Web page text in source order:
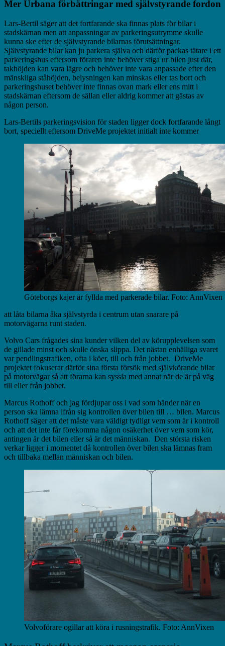
Mer Urbana förbättringar med självstyrande fordon
Lars-Bertil säger att det fortfarande ska finnas plats för bilar i
stadskärnan men att anpassningar av parkeringsutrymme skulle
kunna ske efter de självstyrande bilarnas förutsättningar.
Självstyrande bilar kan ju parkera själva och därför packas tätare i ett
parkeringshus eftersom föraren inte behöver stiga ur bilen just där,
takhöjden kan vara lägre och behöver inte vara anpassade efter den
mänskliga ståhöjden, belysningen kan minskas eller tas bort och
parkeringshuset behöver inte finnas ovan mark eller ens mitt i
stadskärnan eftersom de sällan eller aldrig kommer att gästas av
någon person.
Lars-Bertils parkeringsvision för staden ligger dock fortfarande långt
bort, speciellt eftersom DriveMe projektet initialt inte kommer
Göteborgs kajer är fyllda med parkerade bilar. Foto: AnnVixen
att låta bilarna åka självstyrda i centrum utan snarare på
motorvägarna runt staden.
Volvo Cars frågades sina kunder vilken del av körupplevelsen som
de gillade minst och skulle önska slippa. Det nästan enhälliga svaret
var pendlingstrafiken, ofta i köer, till och från jobbet. DriveMe
projektet fokuserar därför sina första försök med självkörande bilar
på motorvägar så att förarna kan syssla med annat när de är på väg
till eller från jobbet.
Marcus Rothoff och jag fördjupar oss i vad som händer när en
person ska lämna ifrån sig kontrollen över bilen till … bilen. Marcus
Rothoff säger att det måste vara väldigt tydligt vem som är i kontroll
och att det inte får förekomma någon osäkerhet över vem som kör,
antingen är det bilen eller så är det människan. Den största risken
verkar ligger i momentet då kontrollen över bilen ska lämnas fram
och tillbaka mellan människan och bilen.
Volvoförare ogillar att köra i rusningstrafik. Foto: AnnVixen